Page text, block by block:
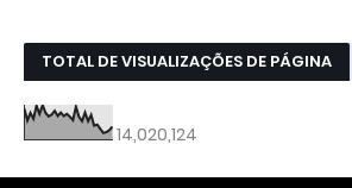
TOTAL DE VISUALIZAÇÕES DE PÁGINA
14,020,124